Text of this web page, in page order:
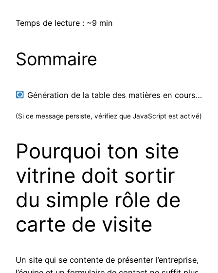
Temps de lecture : ~9 min
Sommaire
Génération de la table des matières en cours…
(Si ce message persiste, vérifiez que JavaScript est activé)
Pourquoi ton site
vitrine doit sortir
du simple rôle de
carte de visite
Un site qui se contente de présenter l’entreprise,